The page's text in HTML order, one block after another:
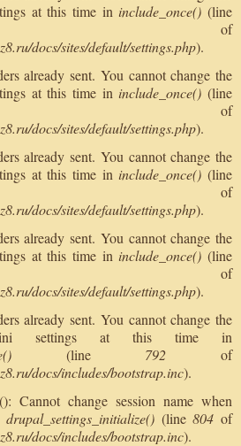
at this time in include_once() (line
docs/sites/default/settings.php).
already sent. You cannot change the
at this time in include_once() (line
docs/sites/default/settings.php).
already sent. You cannot change the
at this time in include_once() (line
docs/sites/default/settings.php).
already sent. You cannot change the
at this time in include_once() (line
docs/sites/default/settings.php).
already sent. You cannot change the
ini settings at this time in
(line 792 of
docs/includes/bootstrap.inc).
Cannot change session name when
drupal_settings_initialize()(line804 of
docs/includes/bootstrap.inc).